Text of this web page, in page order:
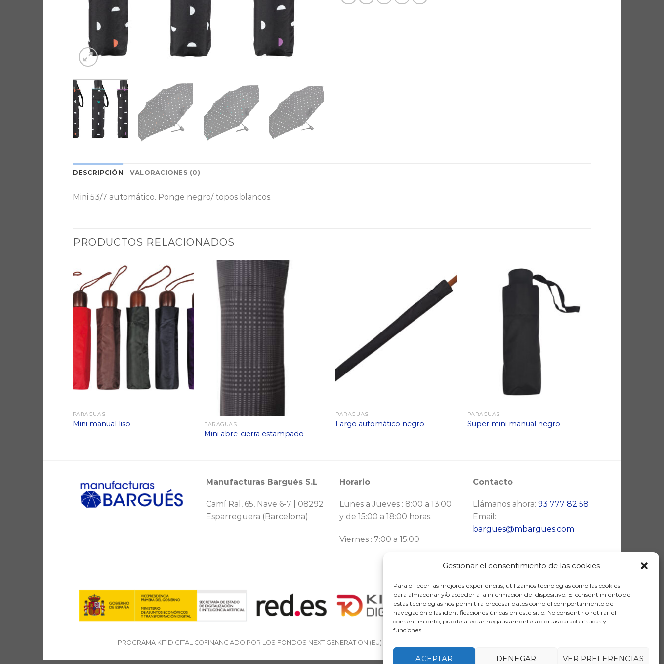
Gestionar el consentimiento de las cookies
Para ofrecer las mejores experiencias, utilizamos tecnologías como las cookies
para almacenar y/o acceder a la información del dispositivo. El consentimiento de
estas tecnologías nos permitirá procesar datos como el comportamiento de
navegación o las identificaciones únicas en este sitio. No consentir o retirar el
consentimiento, puede afectar negativamente a ciertas características y
funciones.
ACEPTAR DENEGAR VER PREFERENCIAS
DESCRIPCIÓN VALORACIONES (0)
Mini 53/7 automático. Ponge negro/ topos blancos.
PRODUCTOS RELACIONADOS
PARAGUAS
Mini manual liso PARAGUAS
Mini abre-cierra estampado
PARAGUAS
Largo automático negro.
PARAGUAS
Super mini manual negro
Manufacturas Bargués S.L
Camí Ral, 65, Nave 6-7 | 08292
Esparreguera (Barcelona)
Horario
Lunes a Jueves : 8:00 a 13:00
y de 15:00 a 18:00 horas.
Viernes : 7:00 a 15:00
Contacto
Llámanos ahora: 93 777 82 58
Email:
bargues@mbargues.com
PROGRAMA KIT DIGITAL COFINANCIADO POR LOS FONDOS NEXT GENERATION (EU) DEL MECANISMO DE RECUPERACIÓN Y RESILIENCIA